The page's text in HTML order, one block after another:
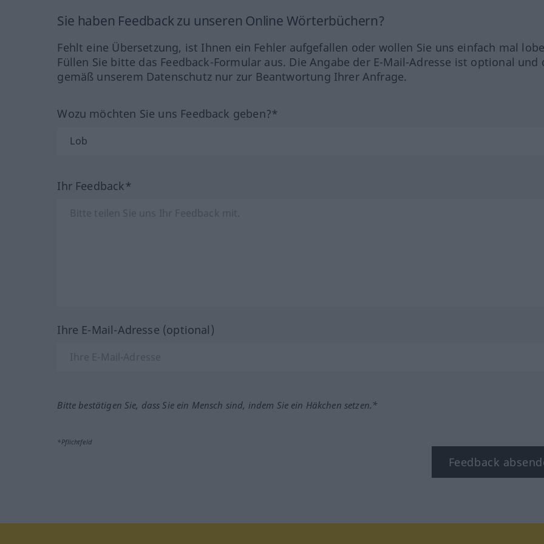
Sie haben Feedback zu unseren Online Wörterbüchern?
Fehlt eine Übersetzung, ist Ihnen ein Fehler aufgefallen oder wollen Sie uns einfach mal
Füllen Sie bitte das Feedback-Formular aus. Die Angabe der E-Mail-Adresse ist optional und
gemäß unserem Datenschutz nur zur Beantwortung Ihrer Anfrage.
Wozu möchten Sie uns Feedback geben?*
Ihr Feedback*
Ihre E-Mail-Adresse (optional)
Bitte bestätigen Sie, dass Sie ein Mensch sind, indem Sie ein Häkchen setzen.*
*Pflichtfeld
Feedback